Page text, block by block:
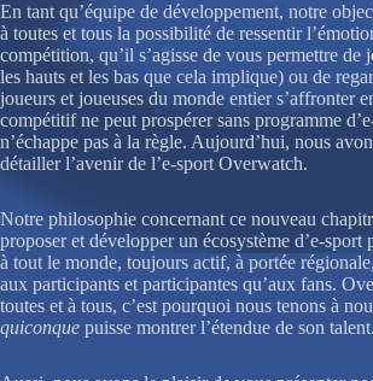
En tant qu’équipe de développement, notre
à toutes et tous la possibilité de ressentir
compétition, qu’il s’agisse de vous permettre de
les hauts et les bas que cela implique) ou de
joueurs et joueuses du monde entier s’affronter
compétitif ne peut prospérer sans programme
n’échappe pas à la règle. Aujourd’hui, nous
détailler l’avenir de l’e-sport Overwatch.
Notre philosophie concernant ce nouveau
proposer et développer un écosystème d’e-sport
à tout le monde, toujours actif, à portée
aux participants et participantes qu’aux fans.
toutes et à tous, c’est pourquoi nous tenons à
quiconque puisse montrer l’étendue de son talent.